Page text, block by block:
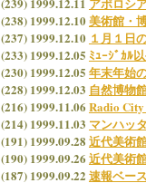
(238) 1999.12.10美術館・
(237) 1999.12.10 １月１日
(233) 1999.12.05 ﾐｭｰｼﾞｶﾙ
(230) 1999.12.05 年末年始
(228) 1999.12.03 自然博物
(216) 1999.11.06 Radio
(214) 1999.11.03 マンハッ
(191) 1999.09.28 近代美術
(190) 1999.09.26 近代美術
(187) 1999.09.22 速報ベー